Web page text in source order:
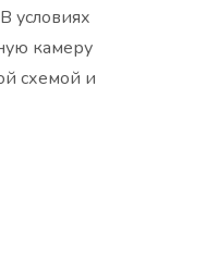
условиях
камеру
схемой и